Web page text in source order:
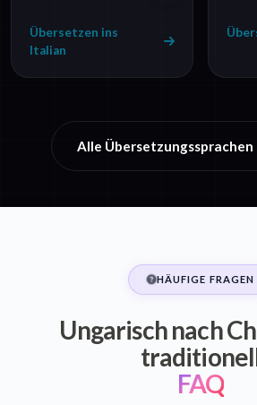
Übersetzen ins
Italian
Alle Übersetzungssprachen
HÄUFIGE FRAGEN
Ungarisch nach
FAQ